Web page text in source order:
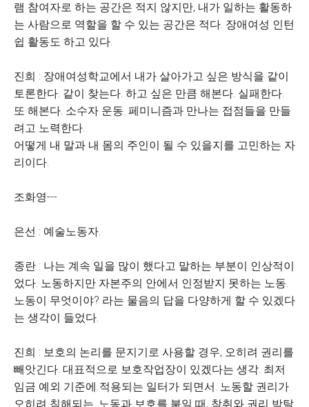
램 참여자로 하는 공간은 적지 않지만, 내가 일하는 활동하
는 사람으로 역할을 할 수 있는 공간은 적다. 장애여성 인턴
쉽 활동도 하고 있다.
진희 : 장애여성학교에서 내가 살아가고 싶은 방식을 같이
토론한다. 같이 찾는다. 하고 싶은 만큼 해본다. 실패한다.
또 해본다. 소수자 운동. 페미니즘과 만나는 접점들을 만들
려고 노력한다.
어떻게 내 말과 내 몸의 주인이 될 수 있을지를 고민하는 자
리이다.
조화영---
은선 : 예술노동자.
종란 : 나는 계속 일을 많이 했다고 말하는 부분이 인상적이
었다. 노동하지만 자본주의 안에서 인정받지 못하는 노동.
노동이 무엇이야? 라는 물음의 답을 다양하게 할 수 있겠다
는 생각이 들었다.
진희 : 보호의 논리를 문지기로 사용할 경우, 오히려 권리를
빼앗긴다. 대표적으로 보호작업장이 있겠다는 생각. 최저
임금 예외 기준에 적용되는 일터가 되면서. 노동할 권리가
오히려 침해되는. 노동과 보호를 붙일 때, 착취와 권리 박탈